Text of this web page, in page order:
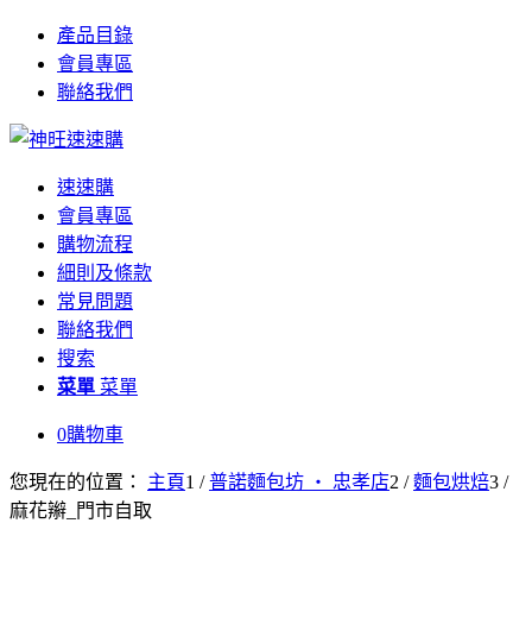
產品目錄
會員專區
聯絡我們
速速購
會員專區
購物流程
細則及條款
常見問題
聯絡我們
搜索
菜單 菜單
0購物車
您現在的位置： 主頁1 / 普諾麵包坊 ‧ 忠孝店2 / 麵包烘焙3 /
麻花辮_門市自取